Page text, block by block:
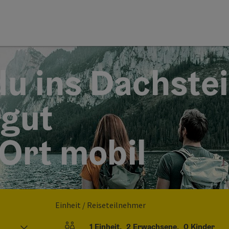
ins
mobil
Einheit / Reiseteilnehmer
1 Einheit, 2 Erwachsene, 0 Kinder